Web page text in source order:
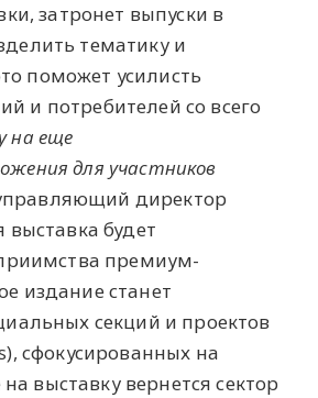
затронет выпуски в
тематику и
поможет усилисть
и потребителей со всего
на еще
для участников
директор
выставка будет
премиум-
издание станет
секций и проектов
сфокусированных на
выставку вернется сектор